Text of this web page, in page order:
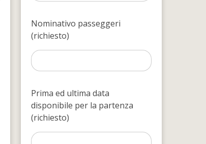
Nominativo passeggeri
(richiesto)
Prima ed ultima data
disponibile per la partenza
(richiesto)